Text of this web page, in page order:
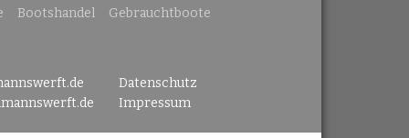
Bootshandel
Gebrauchtboote
Datenschutz
Impressum